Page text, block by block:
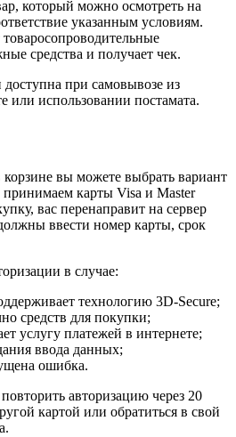
который можно осмотреть на
указанным условиям.
средства и получает чек.
при самовывозе из
или использовании постамата.
вы можете выбрать вариант
карты Visa и Master
вас перенаправит на сервер
ввести номер карты, срок
в случае:
технологию 3D-Secure;
средств для покупки;
услугу платежей в интернете;
ввода данных;
ошибка.
авторизацию через 20
картой или обратиться в свой